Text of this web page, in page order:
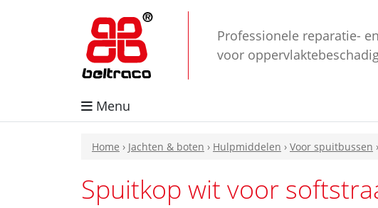
Professionele reparatie-
voor
Menu
Home › Jachten & boten › Hulpmiddelen › Voor spuitbussen ›
Spuitkop wit voor